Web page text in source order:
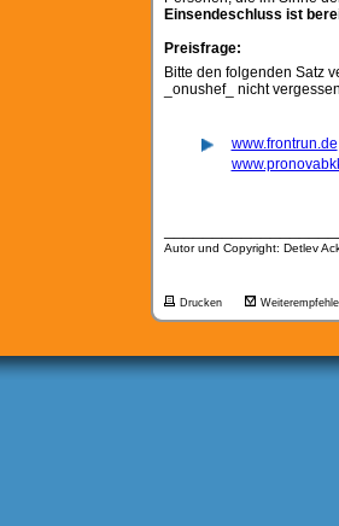
Einsendeschluss ist
Preisfrage:
Bitte den folgenden Satz
_onushef_ nicht
www.frontrun.de
Autor und Copyright: Detlev
Drucken